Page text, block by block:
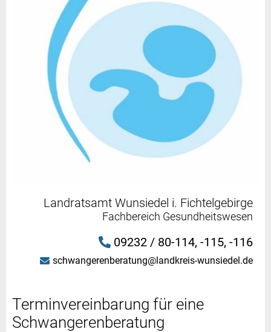
Landratsamt Wunsiedel i. Fichtelgebirge
Fachbereich Gesundheitswesen
09232 / 80-114, -115, -116
schwangerenberatung@landkreis-wunsiedel.de
Terminvereinbarung für eine
Schwangerenberatung